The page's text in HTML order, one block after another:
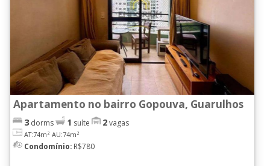
Jd. Sta.Mena(9)
Jd. Sta.Rita(6)
Jd. Sto.Expedito(9)
Jd. Sao Domingos(7)
Jd. Sao Joao(2)
Jd. Sao Luis(12)
Jd. Sao Paulo
Apartamento no bairro Gopouva, Guarulhos
3dorms 1 suíte 2vagas
AT:74m² AU:74m²
Condomínio: R$780